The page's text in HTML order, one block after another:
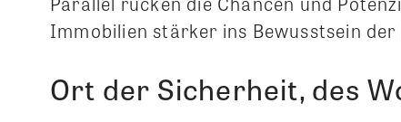
Immobilien stärker ins Bewusstsein der
Ort der Sicherheit, des